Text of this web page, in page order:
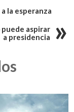
la esperanza
aspirar
a presidencia